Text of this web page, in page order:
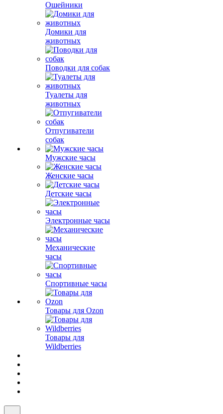
Ошейники
Домики для
животных
Поводки для собак
Туалеты для
животных
Отпугиватели
собак
Мужские часы
Женские часы
Детские часы
Электронные часы
Механические
часы
Спортивные часы
Товары для Ozon
Товары для
Wildberries